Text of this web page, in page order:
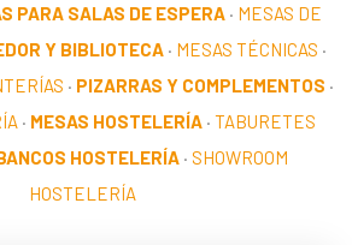
PARA SALAS DE ESPERA · MESAS DE
Y BIBLIOTECA · MESAS TÉCNICAS ·
· PIZARRAS Y COMPLEMENTOS ·
· MESAS HOSTELERÍA · TABURETES
HOSTELERÍA · SHOWROOM
HOSTELERÍA